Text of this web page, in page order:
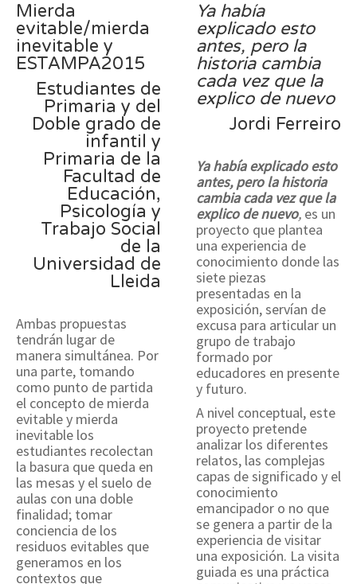
Mierda
evitable/mierda
inevitable y
ESTAMPA2015
Estudiantes de
Primaria y del
Doble grado de
infantil y
Primaria de la
Facultad de
Educación,
Psicología y
Trabajo Social
de la
Universidad de
Lleida
Ambas propuestas
tendrán lugar de
manera simultánea. Por
una parte, tomando
como punto de partida
el concepto de mierda
evitable y mierda
inevitable los
estudiantes recolectan
la basura que queda en
las mesas y el suelo de
aulas con una doble
finalidad; tomar
conciencia de los
residuos evitables que
generamos en los
contextos que
Ya había
explicado esto
antes, pero la
historia cambia
cada vez que la
explico de nuevo
Jordi Ferreiro
Ya había explicado esto
antes, pero la historia
cambia cada vez que la
explico de nuevo, es un
proyecto que plantea
una experiencia de
conocimiento donde las
siete piezas
presentadas en la
exposición, servían de
excusa para articular un
grupo de trabajo
formado por
educadores en presente
y futuro.
A nivel conceptual, este
proyecto pretende
analizar los diferentes
relatos, las complejas
capas de significado y el
conocimiento
emancipador o no que
se genera a partir de la
experiencia de visitar
una exposición. La visita
guiada es una práctica